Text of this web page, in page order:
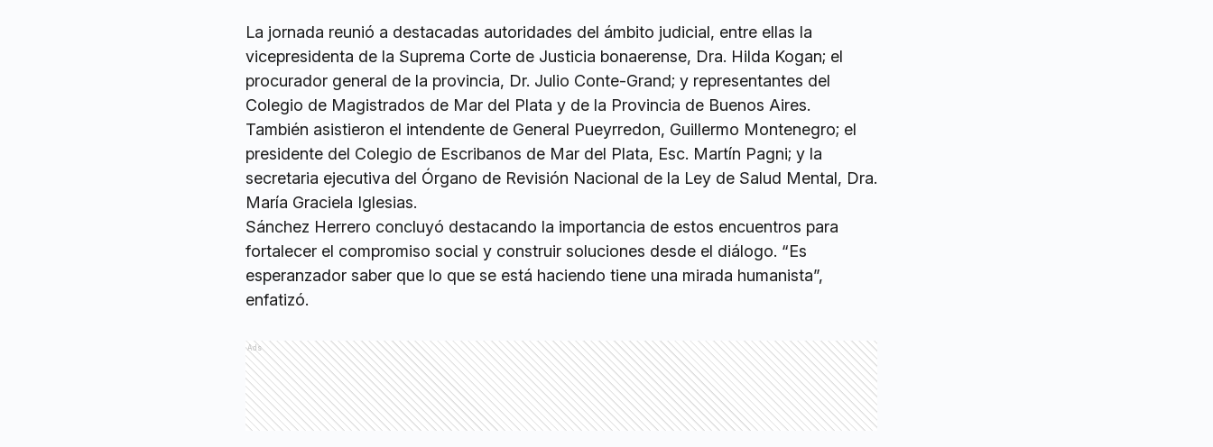
La jornada reunió a destacadas autoridades del ámbito judicial, entre ellas la
vicepresidenta de la Suprema Corte de Justicia bonaerense, Dra. Hilda Kogan; el
procurador general de la provincia, Dr. Julio Conte-Grand; y representantes del
Colegio de Magistrados de Mar del Plata y de la Provincia de Buenos Aires.
También asistieron el intendente de General Pueyrredon, Guillermo Montenegro; el
presidente del Colegio de Escribanos de Mar del Plata, Esc. Martín Pagni; y la
secretaria ejecutiva del Órgano de Revisión Nacional de la Ley de Salud Mental, Dra.
María Graciela Iglesias.
Sánchez Herrero concluyó destacando la importancia de estos encuentros para
fortalecer el compromiso social y construir soluciones desde el diálogo. “Es
esperanzador saber que lo que se está haciendo tiene una mirada humanista”,
enfatizó.
Ads